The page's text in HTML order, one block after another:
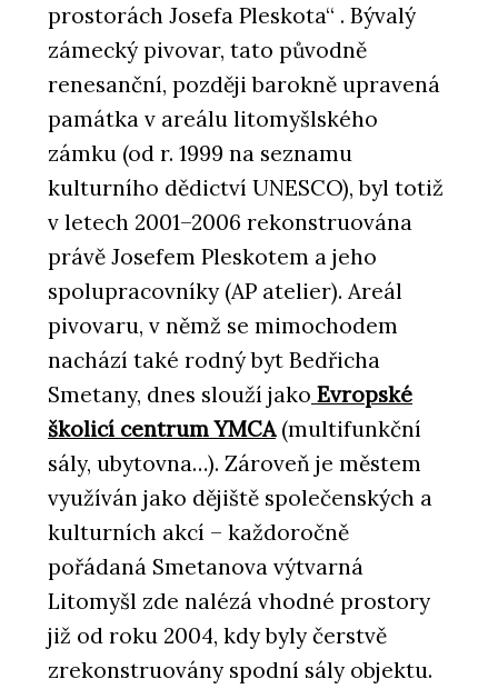
prostorách Josefa Pleskota“ . Bývalý
zámecký pivovar, tato původně
renesanční, později barokně upravená
památka v areálu litomyšlského
zámku (od r. 1999 na seznamu
kulturního dědictví UNESCO), byl totiž
v letech 2001–2006 rekonstruována
právě Josefem Pleskotem a jeho
spolupracovníky (AP atelier). Areál
pivovaru, v němž se mimochodem
nachází také rodný byt Bedřicha
Smetany, dnes slouží jako Evropské
školicí centrum YMCA(multifunkční
sály, ubytovna…). Zároveň je městem
využíván jako dějiště společenských a
kulturních akcí – každoročně
pořádaná Smetanova výtvarná
Litomyšl zde nalézá vhodné prostory
již od roku 2004, kdy byly čerstvě
zrekonstruovány spodní sály objektu.